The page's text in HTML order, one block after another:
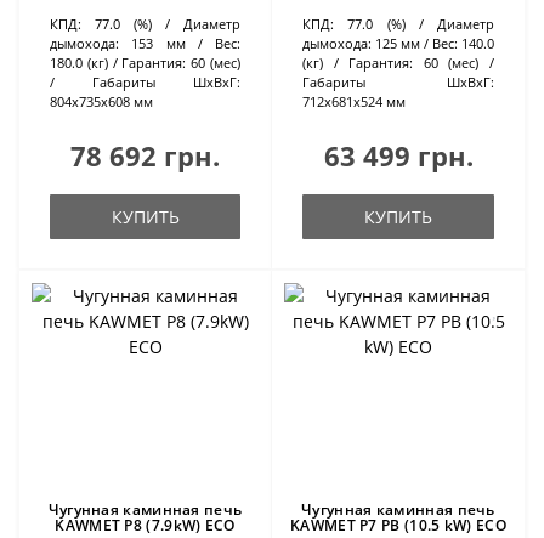
КПД: 77.0 (%)
Диаметр
дымохода:
153 мм
Вес:
180.0 (кг)
Гарантия: 60 (мес)
Габариты ШхВхГ:
804х735х608 мм
78 692 грн.
КУПИТЬ
КПД: 77.0 (%)
Диаметр
дымохода: 125 мм Вес: 140.0
(кг)
Гарантия:
60 (мес)
Габариты ШхВхГ:
712х681х524 мм
63 499 грн.
КУПИТЬ
Чугунная каминная печь
KAWMET P8 (7.9kW) ECO
Чугунная каминная печь
KAWMET P7 PB (10.5 kW) ECO